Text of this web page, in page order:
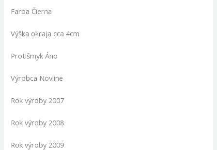
Farba Čierna
Výška okraja cca 4cm
Protišmyk Áno
Výrobca Novline
Rok výroby 2007
Rok výroby 2008
Rok výroby 2009